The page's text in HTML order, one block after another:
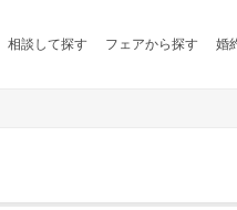
相談して探す フェアから探す 婚